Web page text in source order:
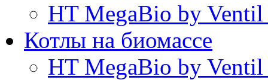
HT MegaBio by
Котлы на биомассе
HT MegaBio by